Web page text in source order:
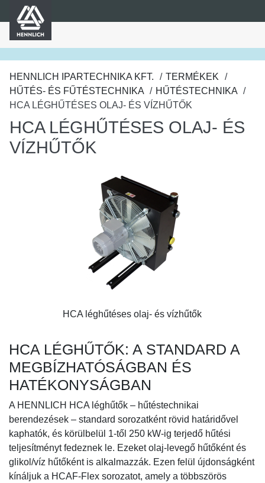
tartalomra
HENNLICH IPARTECHNIKA KFT.
TERMÉKEK
HŰTÉS- ÉS FŰTÉSTECHNIKA
HŰTÉSTECHNIKA
HCA LÉGHŰTÉSES OLAJ- ÉS VÍZHŰTŐK
HCA LÉGHŰTÉSES OLAJ- ÉS
VÍZHŰTŐK
HCA léghűtéses olaj- és vízhűtők
HCA LÉGHŰTŐK: A STANDARD A
MEGBÍZHATÓSÁGBAN ÉS
HATÉKONYSÁGBAN
A HENNLICH HCA léghűtők – hűtéstechnikai
berendezések – standard sorozatként rövid határidővel
kaphatók, és körülbelül 1-től 250 kW-ig terjedő hűtési
teljesítményt fedeznek le. Ezeket olaj-levegő hűtőként és
glikol/víz hűtőként is alkalmazzák. Ezen felül újdonságként
kínáljuk a HCAF-Flex sorozatot, amely a többszörös